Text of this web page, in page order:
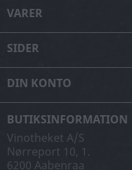
VARER
SIDER
DIN KONTO
BUTIKSINFORMATION
Vinotheket A/S
Nørreport 10, 1.
6200 Aabenraa